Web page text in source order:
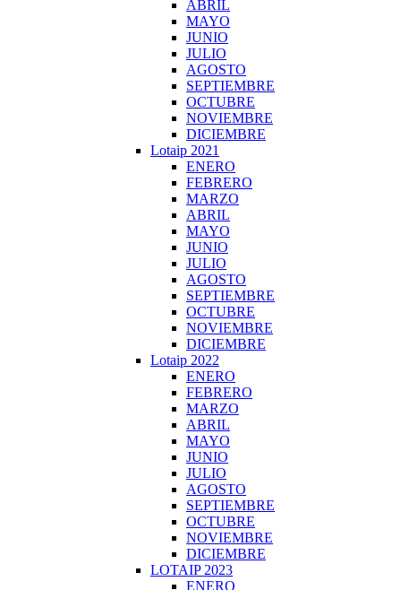
ABRIL
MAYO
JUNIO
JULIO
AGOSTO
SEPTIEMBRE
OCTUBRE
NOVIEMBRE
DICIEMBRE
Lotaip 2021
ENERO
FEBRERO
MARZO
ABRIL
MAYO
JUNIO
JULIO
AGOSTO
SEPTIEMBRE
OCTUBRE
NOVIEMBRE
DICIEMBRE
Lotaip 2022
ENERO
FEBRERO
MARZO
ABRIL
MAYO
JUNIO
JULIO
AGOSTO
SEPTIEMBRE
OCTUBRE
NOVIEMBRE
DICIEMBRE
LOTAIP 2023
ENERO